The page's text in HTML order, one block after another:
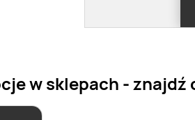
w sklepach -